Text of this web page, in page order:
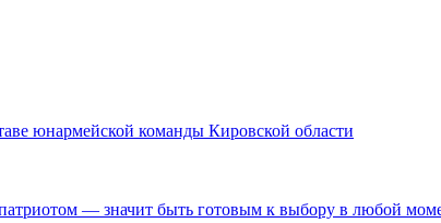
юнармейской команды Кировской области
— значит быть готовым к выбору в любой